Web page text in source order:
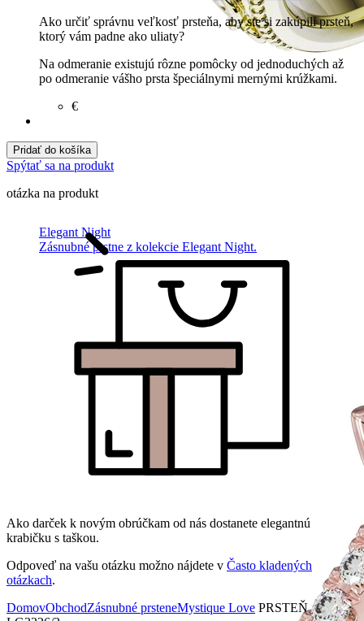
Elegant Night
Zásnubné prstne z kolekcie Elegant Night.
Ako určiť správnu veľkosť prsteňa, aby ste si zakúpili prsteň,
ktorý vám padne ako uliaty?
Na odmeranie existujú rôzne pomôcky od jednoduchých až
po odmeranie vášho prsta špeciálnymi mernými krúžkami.
€
Pridať do košíka
Spýtať sa na produkt
otázka na produkt
Ako darček k novým obrúčkam od nás dostanete elegantnú
krabičku s taškou.
Odpoveď na vašu otázku možno nájdete v Často kladených
otázkach.
DomovObchodZásnubné prsteneMystique Love PRSTEŇ